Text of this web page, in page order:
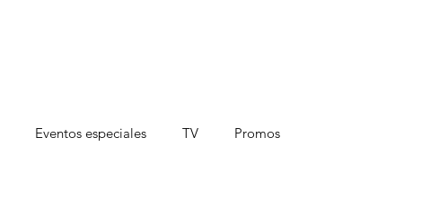
Eventos especiales TV Promos